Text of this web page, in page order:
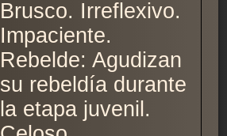
Brusco. Irreflexivo.
Impaciente.
Rebelde: Agudizan
su rebeldía durante
la etapa juvenil.